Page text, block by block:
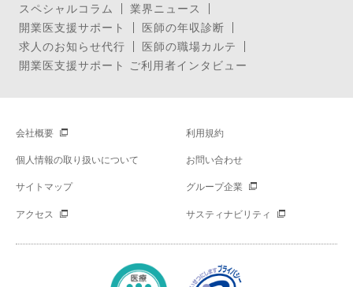
スペシャルコラム
業界ニュース
開業医支援サポート
医師の年収診断
求人のお知らせ代行
医師の職場カルテ
開業医支援サポート ご利用者インタビュー
会社概要 利用規約
個人情報の取り扱いについて お問い合わせ
サイトマップ グループ企業
アクセス サスティナビリティ